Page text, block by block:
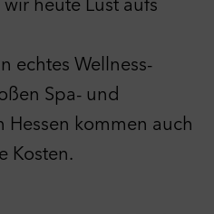
heute Lust aufs
echtes Wellness-
Spa- und
Hessen kommen auch
Kosten.